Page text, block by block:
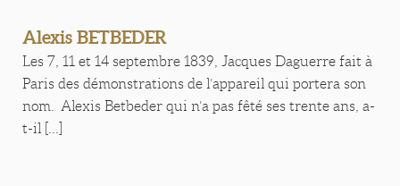
Alexis BETBEDER
Les 7, 11 et 14 septembre 1839, Jacques Daguerre fait à
Paris des démonstrations de l’appareil qui portera son
nom. Alexis Betbeder qui n’a pas fêté ses trente ans, a-
t-il [...]